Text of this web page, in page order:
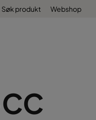
Søk produkt Webshop